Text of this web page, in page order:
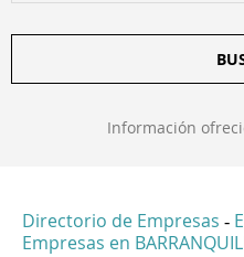
Información
Directorio de Empresas -
Empresas en